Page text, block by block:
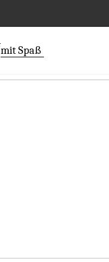
mit Spaß